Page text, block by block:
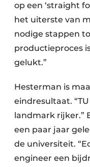
op een ‘straight
het uiterste van
nodige stappen
productieproces
gelukt.”
Hesterman is
eindresultaat.
landmark rijker.”
een paar jaar
de universiteit.
engineer een